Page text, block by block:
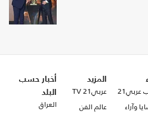
عربي21
وآراء
المزيد
عربي21 TV
عالم الفن
أخبار حسب
البلد
العراق